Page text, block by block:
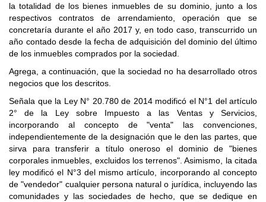
la totalidad de los bienes inmuebles de su dominio, junto a los
respectivos contratos de arrendamiento, operación que se
concretaría durante el año 2017 y, en todo caso, transcurrido un
año contado desde la fecha de adquisición del dominio del último
de los inmuebles comprados por la sociedad.
Agrega, a continuación, que la sociedad no ha desarrollado otros
negocios que los descritos.
Señala que la Ley N° 20.780 de 2014 modificó el N°1 del artículo
2° de la Ley sobre Impuesto a las Ventas y Servicios,
incorporando al concepto de "venta" las convenciones,
independientemente de la designación que le den las partes, que
sirva para transferir a título oneroso el dominio de "bienes
corporales inmuebles, excluidos los terrenos". Asimismo, la citada
ley modificó el N°3 del mismo artículo, incorporando al concepto
de "vendedor" cualquier persona natural o jurídica, incluyendo las
comunidades y las sociedades de hecho, que se dedique en